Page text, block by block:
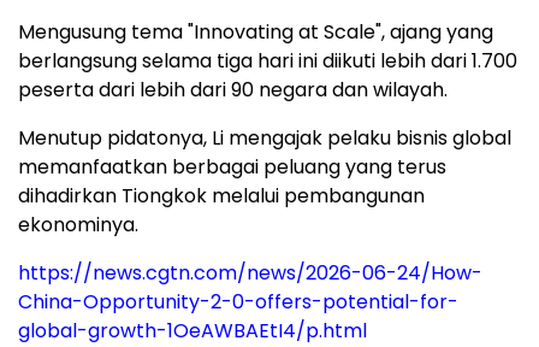
Mengusung tema "Innovating at Scale", ajang yang
berlangsung selama tiga hari ini diikuti lebih dari 1.700
peserta dari lebih dari 90 negara dan wilayah.
Menutup pidatonya, Li mengajak pelaku bisnis global
memanfaatkan berbagai peluang yang terus
dihadirkan Tiongkok melalui pembangunan
ekonominya.
https://news.cgtn.com/news/2026-06-24/How-
China-Opportunity-2-0-offers-potential-for-
global-growth-1OeAWBAEtI4/p.html